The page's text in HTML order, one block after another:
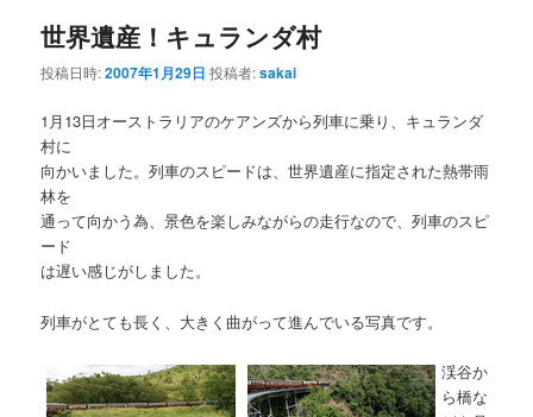
世界遺産！キュランダ村
投稿日時:2007年1月29日 投稿者:sakai
1月13日オーストラリアのケアンズから列車に乗り、キュランダ
村に
向かいました。列車のスピードは、世界遺産に指定された熱帯雨
林を
通って向かう為、景色を楽しみながらの走行なので、列車のスピ
ード
は遅い感じがしました。
列車がとても長く、大きく曲がって進んでいる写真です。
渓谷か
ら橋な